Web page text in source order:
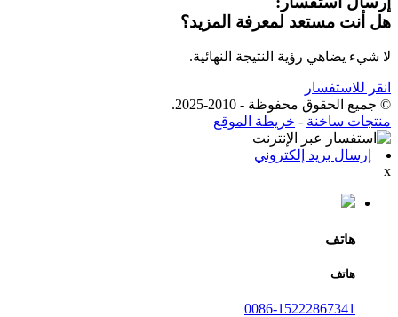
هل أنت مستعد لمعرفة المزيد؟
لا شيء يضاهي رؤية النتيجة النهائية.
انقر للاستفسار
© جميع الحقوق محفوظة - 2010-2025.
منتجات ساخنة - خريطة الموقع
إرسال بريد إلكتروني
x
هاتف
هاتف
0086-15222867341